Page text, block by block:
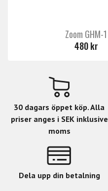
Zoom GHM-1
480 kr
30 dagars öppet köp. Alla
priser anges i SEK inklusive
moms
Dela upp din betalning